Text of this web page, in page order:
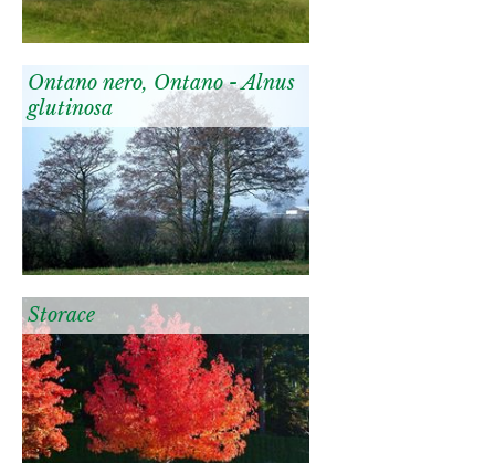
Ontano nero, Ontano - Alnus
glutinosa
Storace